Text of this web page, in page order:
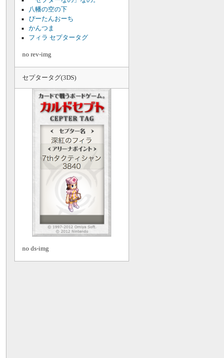
八幡の空の下
ぴーたんおーち
かんつま
フィラ セプタータグ
no rev-img
セプタータグ(3DS)
no ds-img